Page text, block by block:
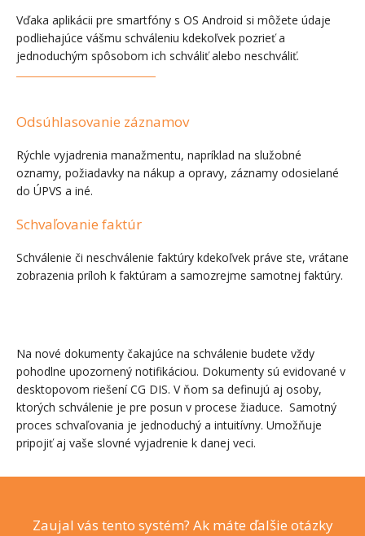
Vďaka aplikácii pre smartfóny s OS Android si môžete údaje
podliehajúce vášmu schváleniu kdekoľvek pozrieť a
jednoduchým spôsobom ich schváliť alebo neschváliť.
Odsúhlasovanie záznamov
Rýchle vyjadrenia manažmentu, napríklad na služobné
oznamy, požiadavky na nákup a opravy, záznamy odosielané
do ÚPVS a iné.
Schvaľovanie faktúr
Schválenie či neschválenie faktúry kdekoľvek práve ste, vrátane
zobrazenia príloh k faktúram a samozrejme samotnej faktúry.
Na nové dokumenty čakajúce na schválenie budete vždy
pohodlne upozornený notifikáciou. Dokumenty sú evidované v
desktopovom riešení CG DIS. V ňom sa definujú aj osoby,
ktorých schválenie je pre posun v procese žiaduce. Samotný
proces schvaľovania je jednoduchý a intuitívny. Umožňuje
pripojiť aj vaše slovné vyjadrenie k danej veci.
Zaujal vás tento systém? Ak máte ďalšie otázky